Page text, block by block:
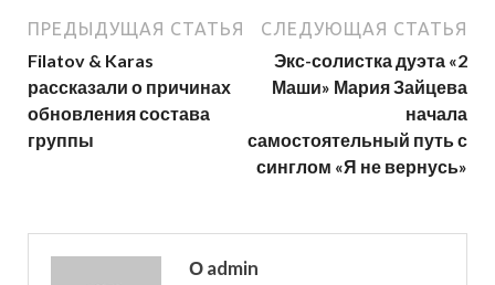
ПРЕДЫДУЩАЯ СТАТЬЯ
Filatov & Karas
рассказали о причинах
обновления состава
группы
СЛЕДУЮЩАЯ СТАТЬЯ
Экс-солистка дуэта «2
Маши» Мария Зайцева
начала
самостоятельный путь с
синглом «Я не вернусь»
О admin